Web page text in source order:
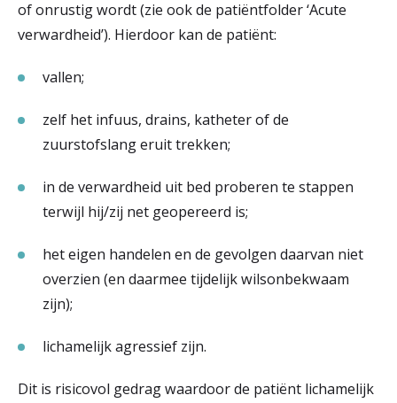
of onrustig wordt (zie ook de patiëntfolder ‘Acute
verwardheid’). Hierdoor kan de patiënt:
vallen;
zelf het infuus, drains, katheter of de
zuurstofslang eruit trekken;
in de verwardheid uit bed proberen te stappen
terwijl hij/zij net geopereerd is;
het eigen handelen en de gevolgen daarvan niet
overzien (en daarmee tijdelijk wilsonbekwaam
zijn);
lichamelijk agressief zijn.
Dit is risicovol gedrag waardoor de patiënt lichamelijk